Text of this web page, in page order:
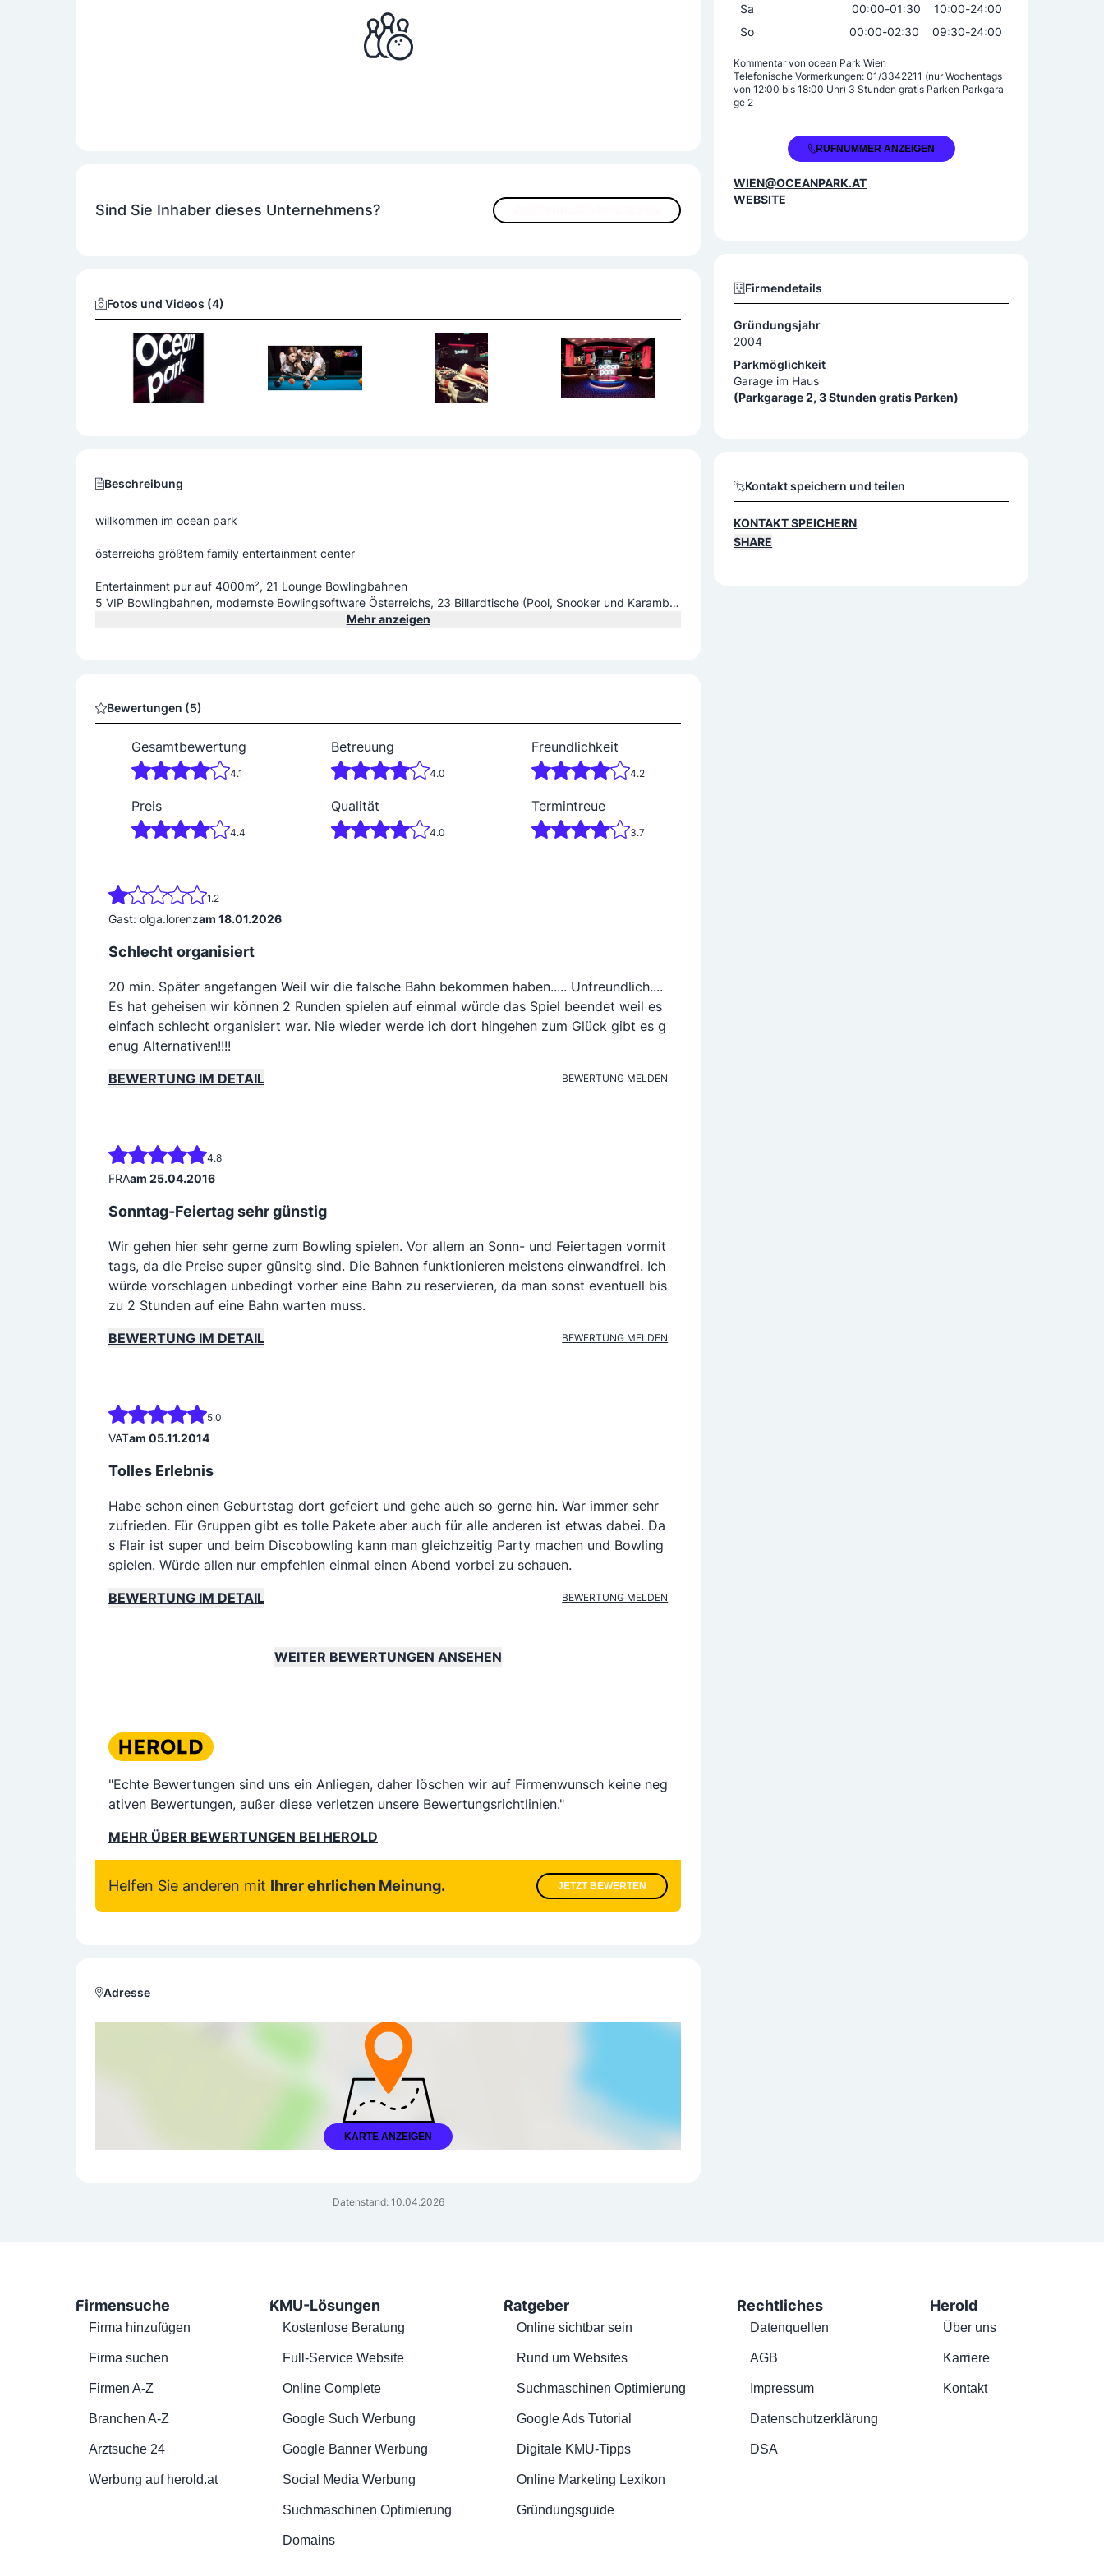
Sind Sie Inhaber dieses Unternehmens?
Fotos und Videos (4)
Beschreibung
willkommen im ocean park
österreichs größtem family entertainment center
Entertainment pur auf 4000m², 21 Lounge Bowlingbahnen
5 VIP Bowlingbahnen, modernste Bowlingsoftware Österreichs, 23 Billardtische (Pool, Snooker und Karambo
l), 2 Shuffleboards (einmalig in Österreich), Spielhalle mit interaktiven Video- und Fungames, Tischtennis, Kid
Mehr anzeigen
Bewertungen (5)
Gesamtbewertung
4.1
Betreuung
4.0
Freundlichkeit
4.2
Preis
4.4
Qualität
4.0
Termintreue
3.7
1.2
Gast: olga.lorenzam 18.01.2026
Schlecht organisiert
20 min. Später angefangen Weil wir die falsche Bahn bekommen haben..... Unfreundlich....
Es hat geheisen wir können 2 Runden spielen auf einmal würde das Spiel beendet weil es
einfach schlecht organisiert war. Nie wieder werde ich dort hingehen zum Glück gibt es g
enug Alternativen!!!!
BEWERTUNG IM DETAIL
BEWERTUNG MELDEN
4.8
FRAam 25.04.2016
Sonntag-Feiertag sehr günstig
Wir gehen hier sehr gerne zum Bowling spielen. Vor allem an Sonn- und Feiertagen vormit
tags, da die Preise super günsitg sind. Die Bahnen funktionieren meistens einwandfrei. Ich
würde vorschlagen unbedingt vorher eine Bahn zu reservieren, da man sonst eventuell bis
zu 2 Stunden auf eine Bahn warten muss.
BEWERTUNG IM DETAIL
BEWERTUNG MELDEN
5.0
VATam 05.11.2014
Tolles Erlebnis
Habe schon einen Geburtstag dort gefeiert und gehe auch so gerne hin. War immer sehr
zufrieden. Für Gruppen gibt es tolle Pakete aber auch für alle anderen ist etwas dabei. Da
s Flair ist super und beim Discobowling kann man gleichzeitig Party machen und Bowling
spielen. Würde allen nur empfehlen einmal einen Abend vorbei zu schauen.
BEWERTUNG IM DETAIL
BEWERTUNG MELDEN
WEITER BEWERTUNGEN ANSEHEN
"Echte Bewertungen sind uns ein Anliegen, daher löschen wir auf Firmenwunsch keine neg
ativen Bewertungen, außer diese verletzen unsere Bewertungsrichtlinien."
MEHR ÜBER BEWERTUNGEN BEI HEROLD
Helfen Sie anderen mit Ihrer ehrlichen Meinung. JETZT BEWERTEN
Adresse
KARTE ANZEIGEN
Datenstand: 10.04.2026
Sa
00:00-01:30 10:00-24:00
So
00:00-02:30 09:30-24:00
Kommentar vonocean Park Wien
Telefonische Vormerkungen: 01/3342211 (nur Wochentags
von 12:00 bis 18:00 Uhr) 3 Stunden gratis Parken Parkgara
ge 2
+43 1 3342211RUFNUMMER ANZEIGEN
WIEN@OCEANPARK.AT
WEBSITE
Firmendetails
Gründungsjahr
2004
Parkmöglichkeit
Garage im Haus
(Parkgarage 2, 3 Stunden gratis Parken)
Kontakt speichern und teilen
KONTAKT SPEICHERN
SHARE
Firmensuche
Firma hinzufügen
Firma suchen
Firmen A-Z
Branchen A-Z
Arztsuche 24
Werbung auf herold.at
KMU-Lösungen
Kostenlose Beratung
Full-Service Website
Online Complete
Google Such Werbung
Google Banner Werbung
Social Media Werbung
Suchmaschinen Optimierung
Domains
Ratgeber
Online sichtbar sein
Rund um Websites
Suchmaschinen Optimierung
Google Ads Tutorial
Digitale KMU-Tipps
Online Marketing Lexikon
Gründungsguide
Rechtliches
Datenquellen
AGB
Impressum
Datenschutzerklärung
DSA
Herold
Über uns
Karriere
Kontakt